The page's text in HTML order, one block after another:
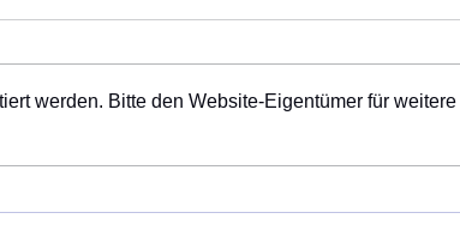
Jakobusweg - Wanderung am
werden. Bitte den Website-Eigentümer für weitere